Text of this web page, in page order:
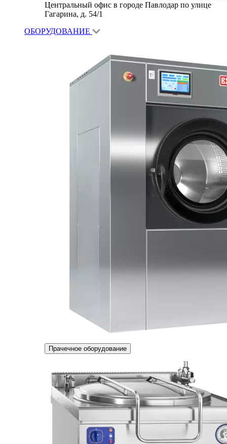
Центральный офис в городе Павлодар по улице
Гагарина, д. 54/1
ОБОРУДОВАНИЕ
Прачечное оборудование